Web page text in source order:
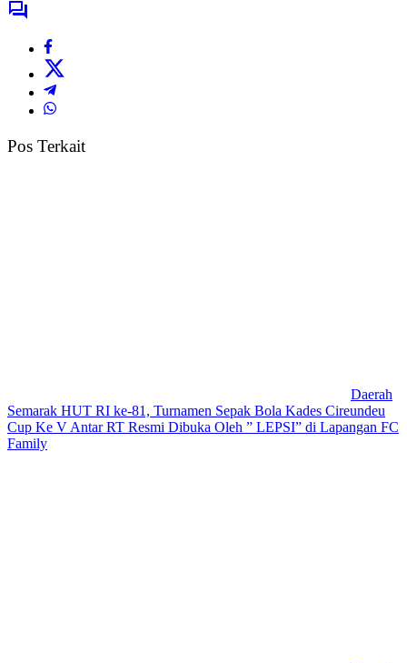
Pos Terkait
Daerah
Semarak HUT RI ke-81, Turnamen Sepak Bola Kades Cireundeu
Cup Ke V Antar RT Resmi Dibuka Oleh ” LEPSI” di Lapangan FC
Family